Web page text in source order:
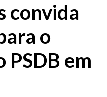
convida
o
PSDB em